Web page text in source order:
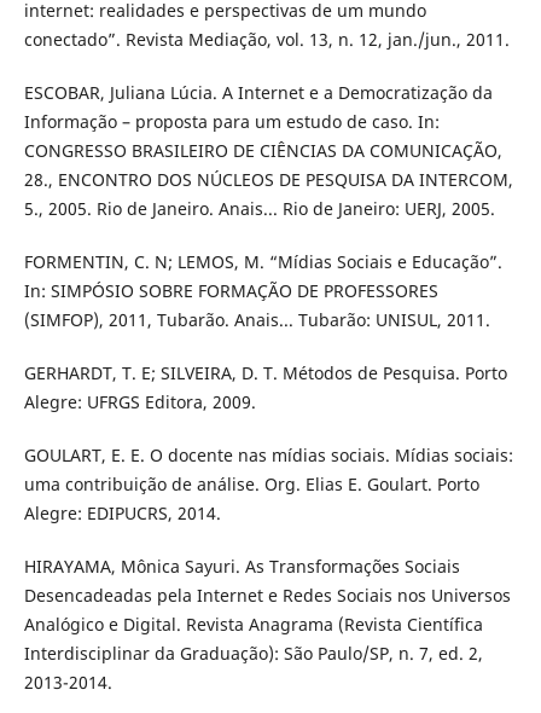
internet: realidades e perspectivas de um mundo
conectado”. Revista Mediação, vol. 13, n. 12, jan./jun., 2011.
ESCOBAR, Juliana Lúcia. A Internet e a Democratização da
Informação – proposta para um estudo de caso. In:
CONGRESSO BRASILEIRO DE CIÊNCIAS DA COMUNICAÇÃO,
28., ENCONTRO DOS NÚCLEOS DE PESQUISA DA INTERCOM,
5., 2005. Rio de Janeiro. Anais... Rio de Janeiro: UERJ, 2005.
FORMENTIN, C. N; LEMOS, M. “Mídias Sociais e Educação”.
In: SIMPÓSIO SOBRE FORMAÇÃO DE PROFESSORES
(SIMFOP), 2011, Tubarão. Anais... Tubarão: UNISUL, 2011.
GERHARDT, T. E; SILVEIRA, D. T. Métodos de Pesquisa. Porto
Alegre: UFRGS Editora, 2009.
GOULART, E. E. O docente nas mídias sociais. Mídias sociais:
uma contribuição de análise. Org. Elias E. Goulart. Porto
Alegre: EDIPUCRS, 2014.
HIRAYAMA, Mônica Sayuri. As Transformações Sociais
Desencadeadas pela Internet e Redes Sociais nos Universos
Analógico e Digital. Revista Anagrama (Revista Científica
Interdisciplinar da Graduação): São Paulo/SP, n. 7, ed. 2,
2013-2014.